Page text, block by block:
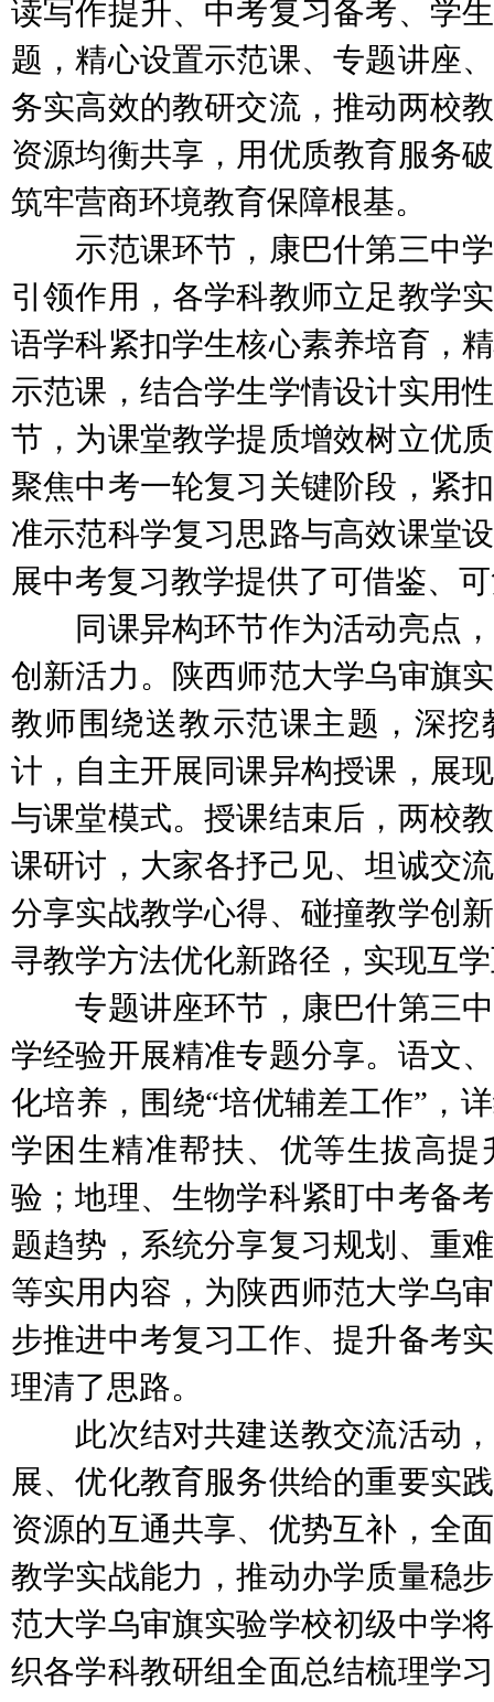
读写作提升、中考复习备考、学
题，精心设置示范课、专题讲座
务实高效的教研交流，推动两校
资源均衡共享，用优质教育服务
筑牢营商环境教育保障根基。
示范课环节，康巴什第三中学
引领作用，各学科教师立足教学
语学科紧扣学生核心素养培育，
示范课，结合学生学情设计实用
节，为课堂教学提质增效树立优
聚焦中考一轮复习关键阶段，紧
准示范科学复习思路与高效课堂
展中考复习教学提供了可借鉴、
同课异构环节作为活动亮点，
创新活力。陕西师范大学乌审旗
教师围绕送教示范课主题，深
计，自主开展同课异构授课，展
与课堂模式。授课结束后，两校
课研讨，大家各抒己见、坦诚交
分享实战教学心得、碰撞教学创
寻教学方法优化新路径，实现互
专题讲座环节，康巴什第三中
学经验开展精准专题分享。语文
化培养，围绕“培优辅差工作”，
学困生精准帮扶、优等生拔高
验；地理、生物学科紧盯中考备
题趋势，系统分享复习规划、重
等实用内容，为陕西师范大学乌
步推进中考复习工作、提升备考
理清了思路。
此次结对共建送教交流活动，
展、优化教育服务供给的重要实
资源的互通共享、优势互补，全
教学实战能力，推动办学质量稳
范大学乌审旗实验学校初级中学
织各学科教研组全面总结梳理学